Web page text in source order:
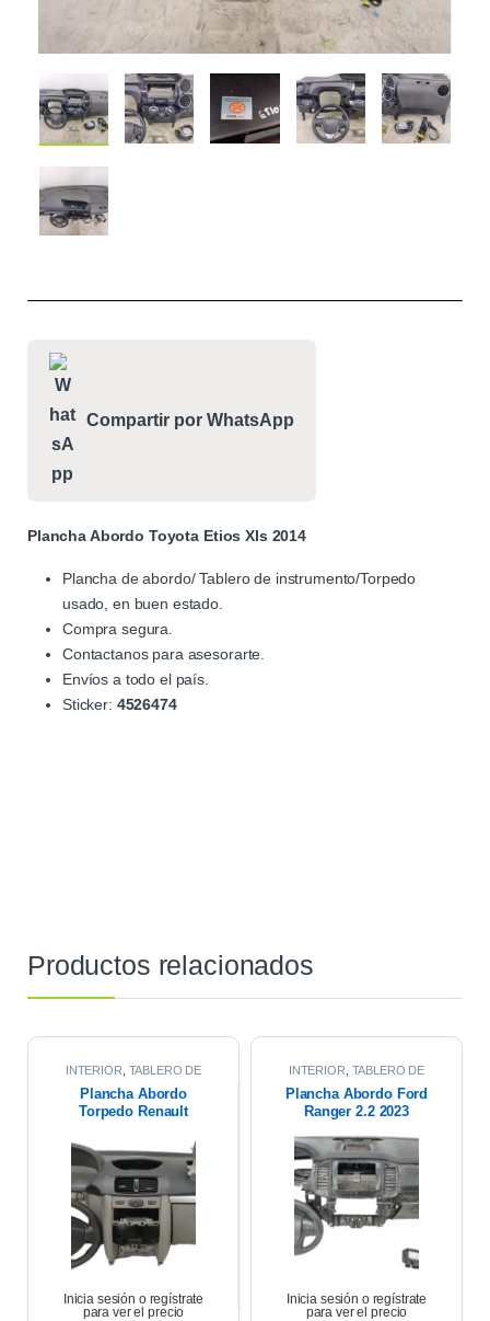
Compartir por WhatsApp
Plancha Abordo Toyota Etios Xls 2014
Plancha de abordo/ Tablero de instrumento/Torpedo
usado, en buen estado.
Compra segura.
Contactanos para asesorarte.
Envíos a todo el país.
Sticker: 4526474
Productos relacionados
INTERIOR TABLERO DE
ABORDO
Plancha Abordo
Torpedo Renault
Inicia sesión o regístrate
para ver el precio
INTERIOR TABLERO DE
ABORDO
Plancha Abordo Ford
Ranger 2.2 2023
Inicia sesión o regístrate
para ver el precio